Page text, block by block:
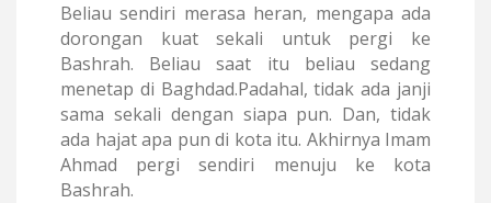
Beliau sendiri merasa heran, mengapa ada
dorongan kuat sekali untuk pergi ke
Bashrah. Beliau saat itu beliau sedang
menetap di Baghdad.Padahal, tidak ada janji
sama sekali dengan siapa pun. Dan, tidak
ada hajat apa pun di kota itu. Akhirnya Imam
Ahmad pergi sendiri menuju ke kota
Bashrah.